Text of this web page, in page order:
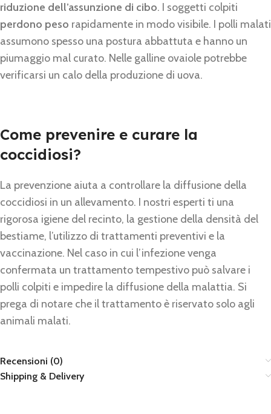
riduzione dell’assunzione di cibo. I soggetti colpiti
perdono peso rapidamente in modo visibile. I polli malati
assumono spesso una postura abbattuta e hanno un
piumaggio mal curato. Nelle galline ovaiole potrebbe
verificarsi un calo della produzione di uova.
Come prevenire e curare la
coccidiosi?
La prevenzione aiuta a controllare la diffusione della
coccidiosi in un allevamento. I nostri esperti ti una
rigorosa igiene del recinto, la gestione della densità del
bestiame, l’utilizzo di trattamenti preventivi e la
vaccinazione. Nel caso in cui l’infezione venga
confermata un trattamento tempestivo può salvare i
polli colpiti e impedire la diffusione della malattia. Si
prega di notare che il trattamento è riservato solo agli
animali malati.
Recensioni (0)
Shipping & Delivery